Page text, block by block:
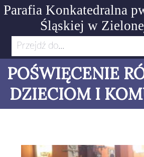
Parafia Konkatedralna
Śląskiej w
Przejdź do...
POŚWIĘCENIE
DZIECIOM I